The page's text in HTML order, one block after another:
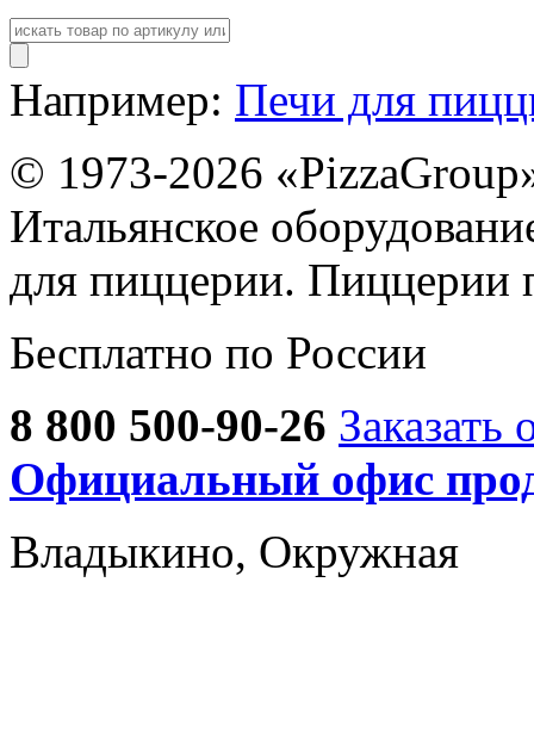
Например: Печи для
© 1973-2026
Итальянское
для пиццерии. Пиццерии
Бесплатно по России
8 800 500-90-26 Заказать
Официальный офис
Владыкино, Окружная